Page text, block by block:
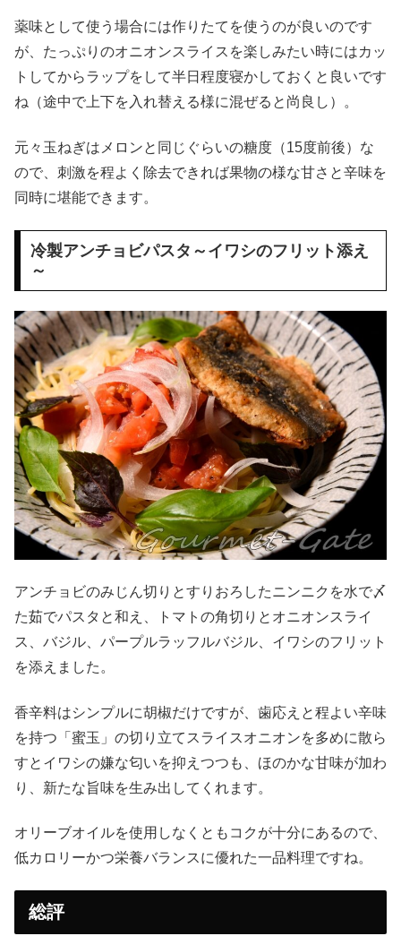
薬味として使う場合には作りたてを使うのが良いのです
が、たっぷりのオニオンスライスを楽しみたい時にはカッ
トしてからラップをして半日程度寝かしておくと良いです
ね（途中で上下を入れ替える様に混ぜると尚良し）。
元々玉ねぎはメロンと同じぐらいの糖度（15度前後）な
ので、刺激を程よく除去できれば果物の様な甘さと辛味を
同時に堪能できます。
冷製アンチョビパスタ～イワシのフリット添え
～
アンチョビのみじん切りとすりおろしたニンニクを水で〆
た茹でパスタと和え、トマトの角切りとオニオンスライ
ス、バジル、パープルラッフルバジル、イワシのフリット
を添えました。
香辛料はシンプルに胡椒だけですが、歯応えと程よい辛味
を持つ「蜜玉」の切り立てスライスオニオンを多めに散ら
すとイワシの嫌な匂いを抑えつつも、ほのかな甘味が加わ
り、新たな旨味を生み出してくれます。
オリーブオイルを使用しなくともコクが十分にあるので、
低カロリーかつ栄養バランスに優れた一品料理ですね。
総評